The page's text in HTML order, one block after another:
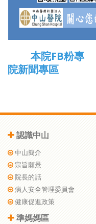
本院FB粉專
院新聞專區
認識中山
中山簡介
宗旨願景
院長的話
病人安全管理委員會
健康促進政策
準媽媽區